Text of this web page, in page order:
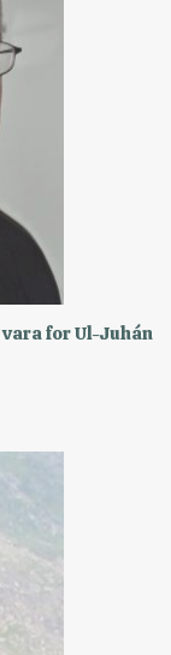
for Ul-Juhán